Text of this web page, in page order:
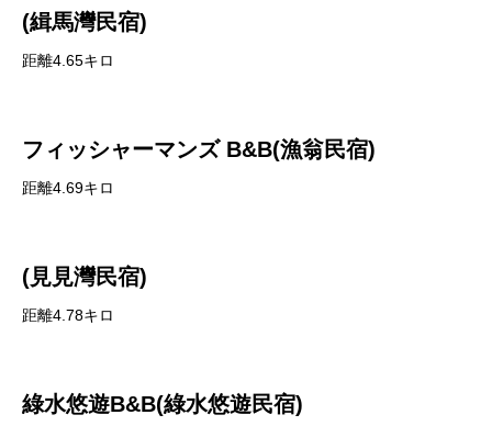
(緝馬灣民宿)
距離4.65キロ
フィッシャーマンズ B&B(漁翁民宿)
距離4.69キロ
(見見灣民宿)
距離4.78キロ
綠水悠遊B&B(綠水悠遊民宿)